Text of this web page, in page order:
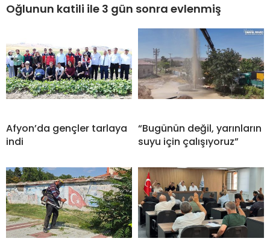
Oğlunun katili ile 3 gün sonra evlenmiş
Afyon’da gençler tarlaya
indi
“Bugünün değil, yarınların
suyu için çalışıyoruz”